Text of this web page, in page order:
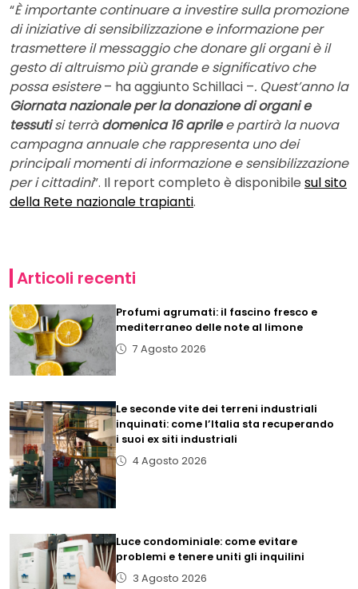
“È importante continuare a investire sulla promozione
di iniziative di sensibilizzazione e informazione per
trasmettere il messaggio che donare gli organi è il
gesto di altruismo più grande e significativo che
possa esistere– ha aggiunto Schillaci –. Quest’anno la
Giornata nazionale per la donazione di organi e
tessutisi terràdomenica 16 aprilee partirà la nuova
campagna annuale che rappresenta uno dei
principali momenti di informazione e sensibilizzazione
per i cittadini”. Il report completo è disponibile sul sito
della Rete nazionale trapianti.
Articoli recenti
Profumi agrumati: il fascino fresco e
mediterraneo delle note al limone
7 Agosto 2026
Le seconde vite dei terreni industriali
inquinati: come l’Italia sta recuperando
i suoi ex siti industriali
4 Agosto 2026
Luce condominiale: come evitare
problemi e tenere uniti gli inquilini
3 Agosto 2026